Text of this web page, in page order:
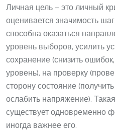
Личная цель — это личный
оценивается значимость
способна оказаться
уровень выборов, усилить
сохранение (снизить
уровень), на проверку
сторону состояние
ослабить напряжение).
существует одновременно
иногда важнее его.